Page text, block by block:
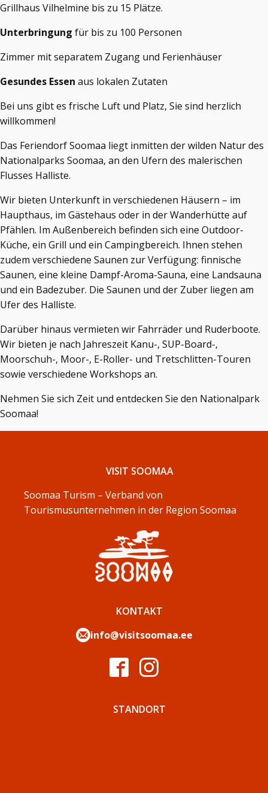
Grillhaus Vilhelmine bis zu 15 Plätze.
Unterbringung für bis zu 100 Personen
Zimmer mit separatem Zugang und Ferienhäuser
Gesundes Essen aus lokalen Zutaten
Bei uns gibt es frische Luft und Platz, Sie sind herzlich
willkommen!
Das Feriendorf Soomaa liegt inmitten der wilden Natur des
Nationalparks Soomaa, an den Ufern des malerischen
Flusses Halliste.
Wir bieten Unterkunft in verschiedenen Häusern – im
Haupthaus, im Gästehaus oder in der Wanderhütte auf
Pfählen. Im Außenbereich befinden sich eine Outdoor-
Küche, ein Grill und ein Campingbereich. Ihnen stehen
zudem verschiedene Saunen zur Verfügung: finnische
Saunen, eine kleine Dampf-Aroma-Sauna, eine Landsauna
und ein Badezuber. Die Saunen und der Zuber liegen am
Ufer des Halliste.
Darüber hinaus vermieten wir Fahrräder und Ruderboote.
Wir bieten je nach Jahreszeit Kanu-, SUP-Board-,
Moorschuh-, Moor-, E-Roller- und Tretschlitten-Touren
sowie verschiedene Workshops an.
Nehmen Sie sich Zeit und entdecken Sie den Nationalpark
Soomaa!
VISIT SOOMAA
Soomaa Turism – Verband von
Tourismusunternehmen in der Region Soomaa
KONTAKT
info@visitsoomaa.ee
STANDORT